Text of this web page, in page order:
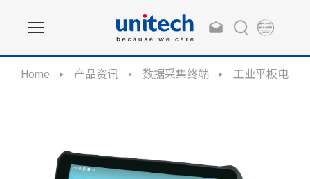
Home 产品资讯 数据采集终端 工业平板电脑